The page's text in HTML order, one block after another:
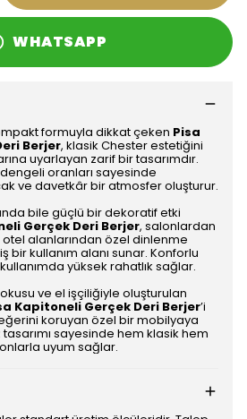
WHATSAPP
formuyla dikkat çeken Pisa
Berjer, klasik Chester estetiğini
uyarlayan zarif bir tasarımdır.
dengeli oranları sayesinde
ve davetkâr bir atmosfer oluşturur.
bile güçlü bir dekoratif etki
Gerçek Deri Berjer, salonlardan
alanlarından özel dinlenme
kullanım alanı sunar. Konforlu
yüksek rahatlık sağlar.
ve el işçiliğiyle oluşturulan
Kapitoneli Gerçek Deri Berjer’i
koruyan özel bir mobilyaya
sayesinde hem klasik hem
uyum sağlar.